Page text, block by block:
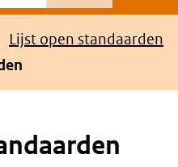
Lijst open standaarden